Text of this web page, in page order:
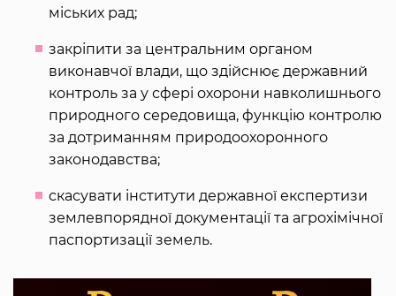
міських рад;
закріпити за центральним органом
виконавчої влади, що здійснює державний
контроль за у сфері охорони навколишнього
природного середовища, функцію контролю
за дотриманням природоохоронного
законодавства;
скасувати інститути державної експертизи
землевпорядної документації та агрохімічної
паспортизації земель.